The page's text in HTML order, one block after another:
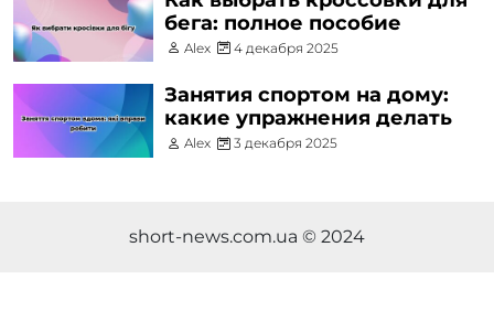
бега: полное пособие
Alex 4 декабря 2025
Занятия спортом на дому:
какие упражнения делать
Alex 3 декабря 2025
short-news.com.ua © 2024